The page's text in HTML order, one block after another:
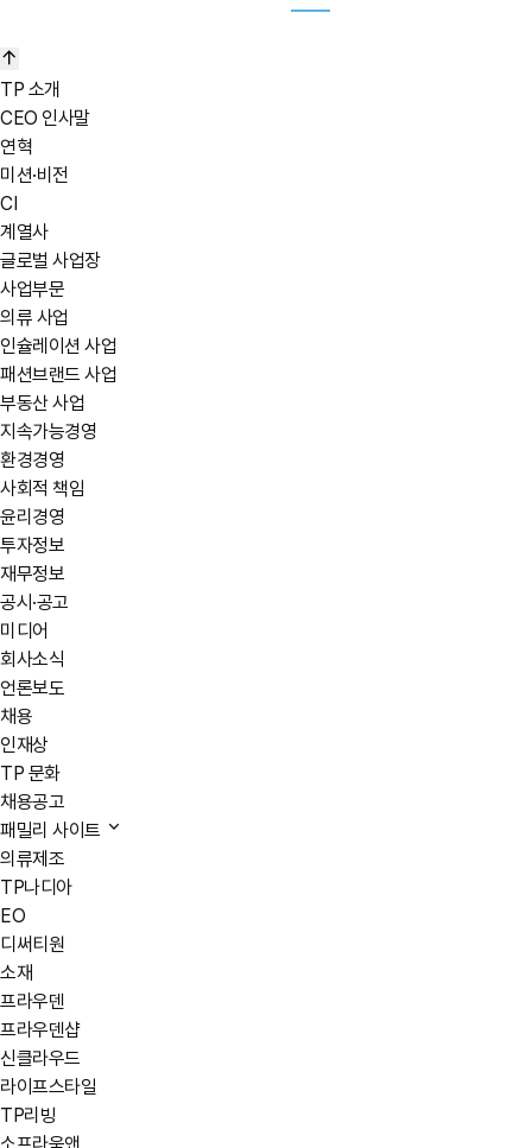
TP 소개
CEO 인사말
연혁
미션·비전
CI
계열사
글로벌 사업장
사업부문
의류 사업
인슐레이션 사업
패션브랜드 사업
부동산 사업
지속가능경영
환경경영
사회적 책임
윤리경영
투자정보
재무정보
공시·공고
미디어
회사소식
언론보도
채용
인재상
TP 문화
채용공고
패밀리 사이트
의류제조
TP나디아
EO
디써티원
소재
프라우덴
프라우덴샵
신클라우드
라이프스타일
TP리빙